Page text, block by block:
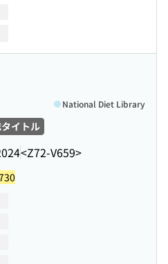
イトル
<Z72-V659>
National Diet Library